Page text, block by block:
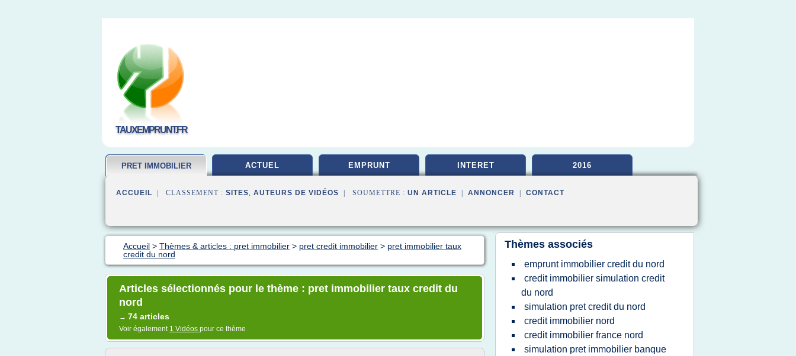
TAUXEMPRUNT.FR
PRET IMMOBILIER ACTUEL EMPRUNT INTERET 2016
ACCUEIL | CLASSEMENT : SITES, AUTEURS DE VIDÉOS | SOUMETTRE : UN ARTICLE ANNONCER CONTACT
Accueil > Thèmes & articles : pret immobilier > pret credit immobilier > pret immobilier taux
credit du nord
Articles sélectionnés pour le thème : pret immobilier taux credit du
nord
→ 74 articles
Voir également 1 Vidéos pour ce thème
Thèmes associés
emprunt immobilier credit du nord
credit immobilier simulation credit
du nord
simulation pret credit du nord
credit immobilier nord
credit immobilier france nord
simulation pret immobilier banque